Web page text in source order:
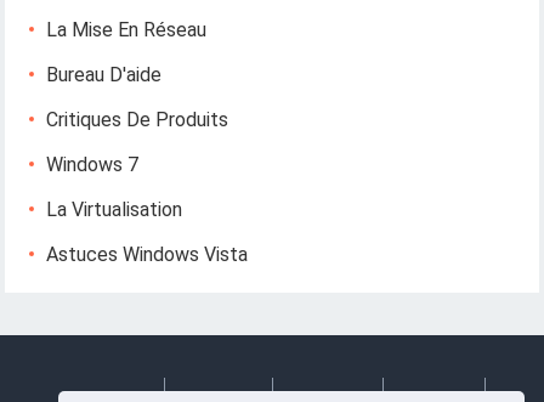
La Mise En Réseau
Bureau D'aide
Critiques De Produits
Windows 7
La Virtualisation
Astuces Windows Vista